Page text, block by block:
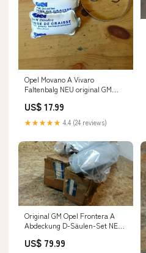
Opel Movano A Vivaro
Faltenbalg NEU original GM
US$ 17.99
★★★★★ 4.4 (24 reviews)
Original GM Opel Frontera A
Abdeckung D-Säulen-Set NEU
US$ 79.99